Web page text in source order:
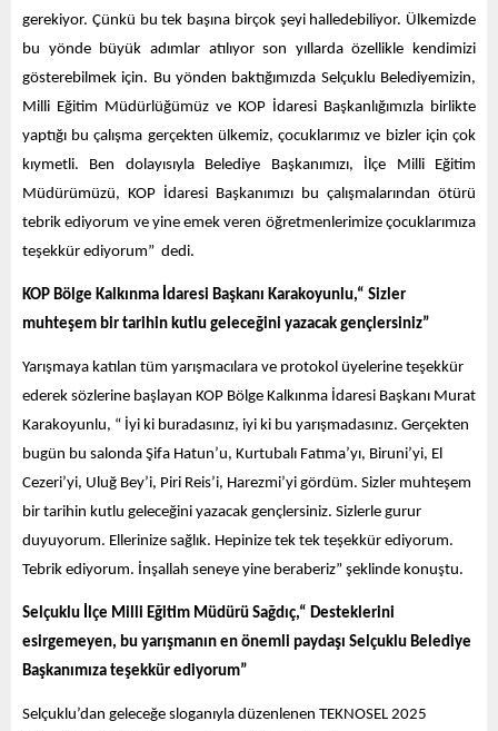
gerekiyor. Çünkü bu tek başına birçok şeyi halledebiliyor. Ülkemizde
bu yönde büyük adımlar atılıyor son yıllarda özellikle kendimizi
gösterebilmek için. Bu yönden baktığımızda Selçuklu Belediyemizin,
Milli Eğitim Müdürlüğümüz ve KOP İdaresi Başkanlığımızla birlikte
yaptığı bu çalışma gerçekten ülkemiz, çocuklarımız ve bizler için çok
kıymetli. Ben dolayısıyla Belediye Başkanımızı, İlçe Milli Eğitim
Müdürümüzü, KOP İdaresi Başkanımızı bu çalışmalarından ötürü
tebrik ediyorum ve yine emek veren öğretmenlerimize çocuklarımıza
teşekkür ediyorum” dedi.
KOP Bölge Kalkınma İdaresi Başkanı Karakoyunlu,“ Sizler
muhteşem bir tarihin kutlu geleceğini yazacak gençlersiniz”
Yarışmaya katılan tüm yarışmacılara ve protokol üyelerine teşekkür
ederek sözlerine başlayan KOP Bölge Kalkınma İdaresi Başkanı Murat
Karakoyunlu, “ İyi ki buradasınız, iyi ki bu yarışmadasınız. Gerçekten
bugün bu salonda Şifa Hatun’u, Kurtubalı Fatıma’yı, Biruni’yi, El
Cezeri’yi, Uluğ Bey’i, Piri Reis’i, Harezmi’yi gördüm. Sizler muhteşem
bir tarihin kutlu geleceğini yazacak gençlersiniz. Sizlerle gurur
duyuyorum. Ellerinize sağlık. Hepinize tek tek teşekkür ediyorum.
Tebrik ediyorum. İnşallah seneye yine beraberiz” şeklinde konuştu.
Selçuklu İlçe Milli Eğitim Müdürü Sağdıç,“ Desteklerini
esirgemeyen, bu yarışmanın en önemli paydaşı Selçuklu Belediye
Başkanımıza teşekkür ediyorum”
Selçuklu’dan geleceğe sloganıyla düzenlenen TEKNOSEL 2025